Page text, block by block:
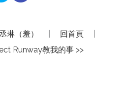
琳（羞） 回首頁
Runway教我的事 >>